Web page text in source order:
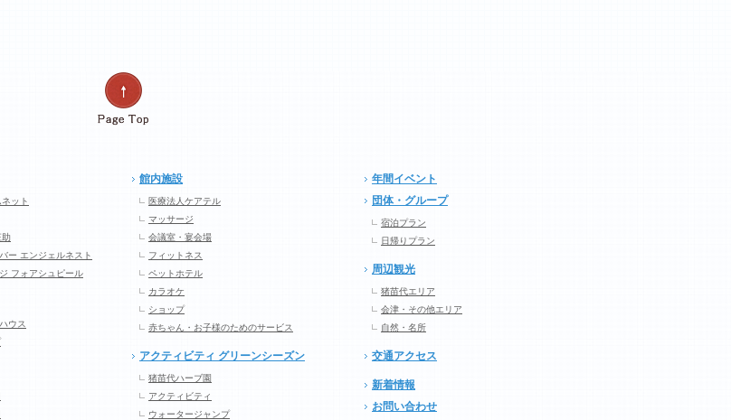
ット
助
ー エンジェルネスト
フォアシュピール
ウス
館内施設
医療法人ケアテル
マッサージ
会議室・宴会場
フィットネス
ペットホテル
カラオケ
ショップ
赤ちゃん・お子様のためのサービス
アクティビティ グリーンシーズン
猪苗代ハーブ園
アクティビティ
ウォータージャンプ
年間イベント
団体・グループ
宿泊プラン
日帰りプラン
周辺観光
猪苗代エリア
会津・その他エリア
自然・名所
交通アクセス
新着情報
お問い合わせ